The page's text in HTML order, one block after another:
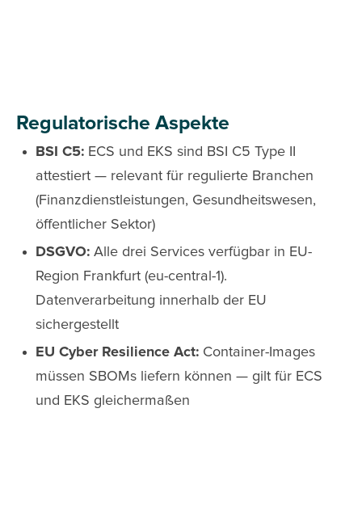
Regulatorische Aspekte
BSI C5: ECS und EKS sind BSI C5 Type II
attestiert — relevant für regulierte Branchen
(Finanzdienstleistungen, Gesundheitswesen,
öffentlicher Sektor)
DSGVO: Alle drei Services verfügbar in EU-
Region Frankfurt (eu-central-1).
Datenverarbeitung innerhalb der EU
sichergestellt
EU Cyber Resilience Act: Container-Images
müssen SBOMs liefern können — gilt für ECS
und EKS gleichermaßen